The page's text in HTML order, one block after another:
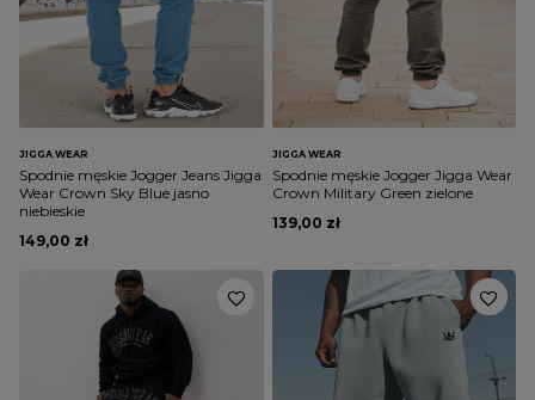
JIGGA WEAR
Spodnie męskie Jogger Jeans Jigga
Wear Crown Sky Blue jasno
niebieskie
149,00 zł
JIGGA WEAR
Spodnie męskie Jogger Jigga Wear
Crown Military Green zielone
139,00 zł